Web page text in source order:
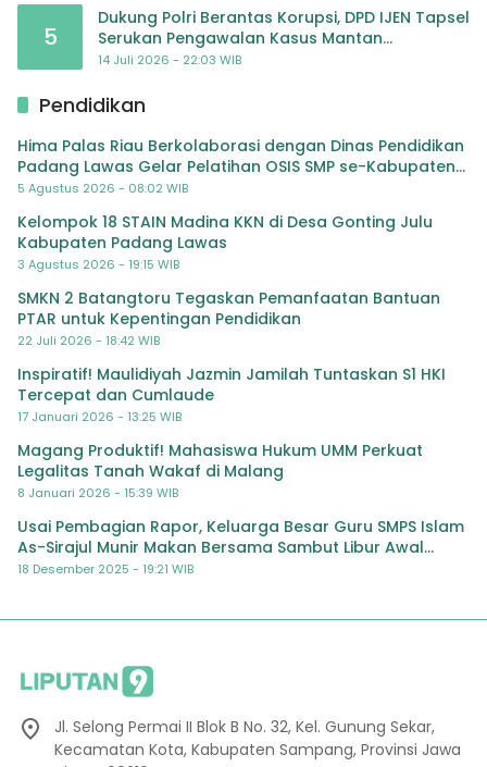
5
Dukung Polri Berantas Korupsi, DPD IJEN Tapsel
Serukan Pengawalan Kasus Mantan
Jampidsus hingga Tuntas
14 Juli 2026 - 22:03 WIB
Pendidikan
Hima Palas Riau Berkolaborasi dengan Dinas Pendidikan
Padang Lawas Gelar Pelatihan OSIS SMP se-Kabupaten
Padang Lawas
5 Agustus 2026 - 08:02 WIB
Kelompok 18 STAIN Madina KKN di Desa Gonting Julu
Kabupaten Padang Lawas
3 Agustus 2026 - 19:15 WIB
SMKN 2 Batangtoru Tegaskan Pemanfaatan Bantuan
PTAR untuk Kepentingan Pendidikan
22 Juli 2026 - 18:42 WIB
Inspiratif! Maulidiyah Jazmin Jamilah Tuntaskan S1 HKI
Tercepat dan Cumlaude
17 Januari 2026 - 13:25 WIB
Magang Produktif! Mahasiswa Hukum UMM Perkuat
Legalitas Tanah Wakaf di Malang
8 Januari 2026 - 15:39 WIB
Usai Pembagian Rapor, Keluarga Besar Guru SMPS Islam
As-Sirajul Munir Makan Bersama Sambut Libur Awal
Semester
18 Desember 2025 - 19:21 WIB
Jl. Selong Permai II Blok B No. 32, Kel. Gunung Sekar,
Kecamatan Kota, Kabupaten Sampang, Provinsi Jawa